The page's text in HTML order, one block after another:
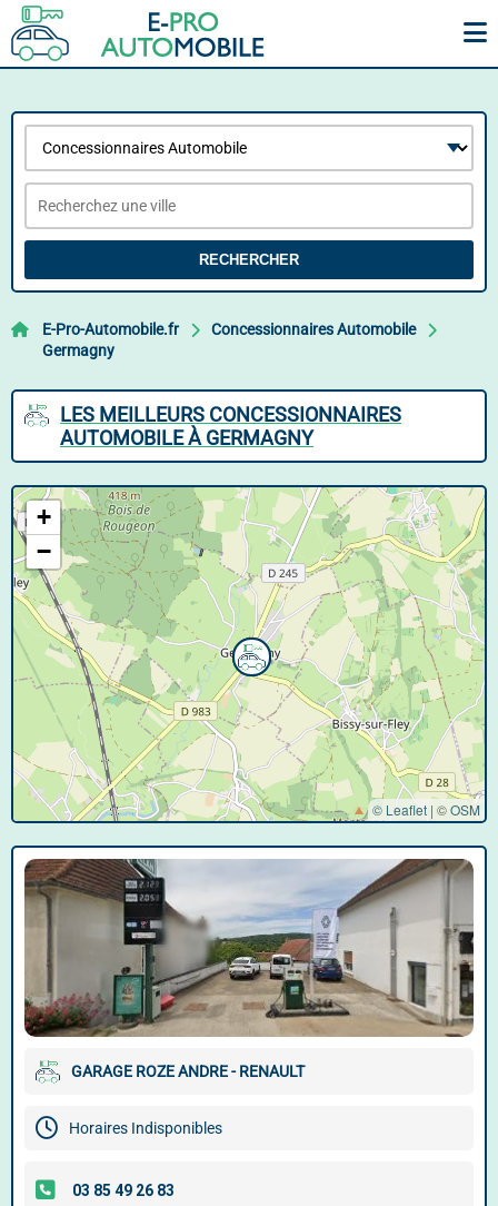
RECHERCHER
E-Pro-Automobile.fr
Concessionnaires Automobile
Germagny
LES MEILLEURS CONCESSIONNAIRES
AUTOMOBILE À GERMAGNY
+
−
© Leaflet | ©OSM
GARAGE ROZE ANDRE - RENAULT
Horaires Indisponibles